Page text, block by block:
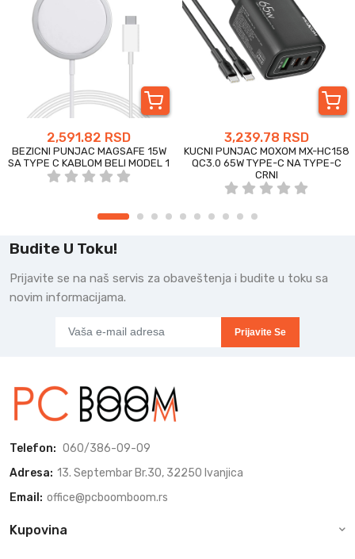
2,591.82 RSD
BEZICNI PUNJAC MAGSAFE 15W
SA TYPE C KABLOM BELI MODEL 1
3,239.78 RSD
KUCNI PUNJAC MOXOM MX-HC158
QC3.0 65W TYPE-C NA TYPE-C
CRNI
Budite U Toku!
Prijavite se na naš servis za obaveštenja i budite u toku sa
novim informacijama.
Prijavite Se
Telefon: 060/386-09-09
Adresa: 13. Septembar Br.30, 32250 Ivanjica
Email: office@pcboomboom.rs
Kupovina